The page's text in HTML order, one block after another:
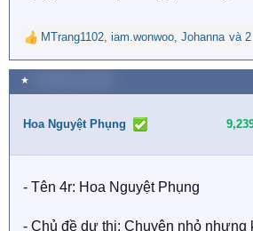
R
e
a
c
i
n
:
MTrang1102, iam.wonwoo, Johanna và
★
Hoa Nguyệt Phụng
- Tên 4r: Hoa Nguyệt Phụng
- Chủ đề dự thi: Chuyện nhỏ nhưng